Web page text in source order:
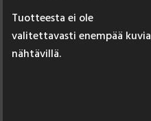
Tuotteesta ei ole
valitettavasti enempää kuvia
nähtävillä.